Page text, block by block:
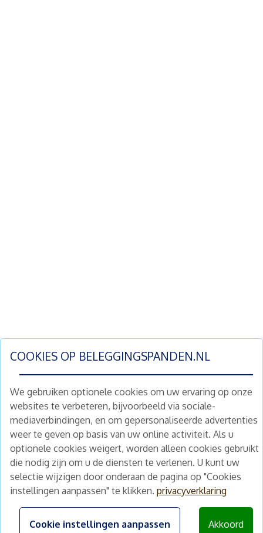
COOKIES OP BELEGGINGSPANDEN.NL
We gebruiken optionele cookies om uw ervaring op onze
websites te verbeteren, bijvoorbeeld via sociale-
mediaverbindingen, en om gepersonaliseerde advertenties
weer te geven op basis van uw online activiteit. Als u
optionele cookies weigert, worden alleen cookies gebruikt
die nodig zijn om u de diensten te verlenen. U kunt uw
selectie wijzigen door onderaan de pagina op "Cookies
instellingen aanpassen" te klikken. privacyverklaring
Cookie instellingen aanpassen Akkoord
Schrijf je nu in en ontvang wekelijks ons
nieuwe aanbod vastgoedbeleggingen.
Nieuwsbrief Abonneren
Home
Te koop
Nieuws
Schimmelstraat 5H
1053 TA Amsterdam
+31 (0) 30 225 31 12